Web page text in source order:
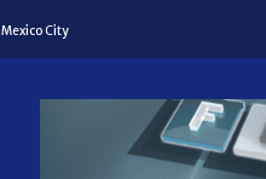
Mexico City